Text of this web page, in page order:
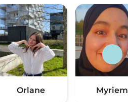
Orlane Myriem